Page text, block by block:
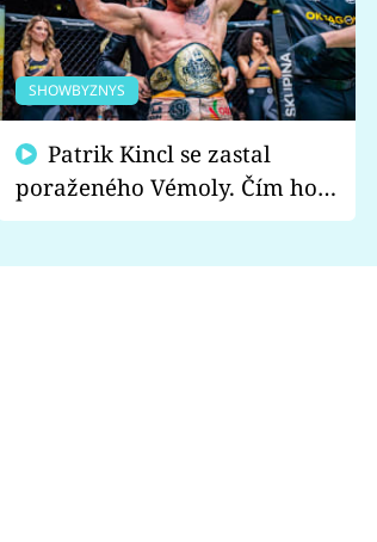
SHOWBYZNYS
poraženého Vémoly. Čím ho
fanoušci naštvali?